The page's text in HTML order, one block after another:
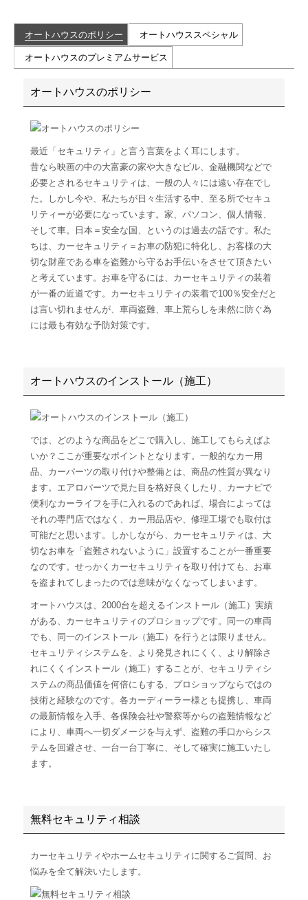
オートハウスのポリシー オートハウススペシャル
オートハウスのプレミアムサービス
オートハウスのポリシー
最近「セキュリティ」と言う言葉をよく耳にします。
昔なら映画の中の大富豪の家や大きなビル、金融機関などで
必要とされるセキュリティは、一般の人々には遠い存在でし
た。しかし今や、私たちが日々生活する中、至る所でセキュ
リティーが必要になっています。家、パソコン、個人情報、
そして車。日本＝安全な国、というのは過去の話です。私た
ちは、カーセキュリティ＝お車の防犯に特化し、お客様の大
切な財産である車を盗難から守るお手伝いをさせて頂きたい
と考えています。お車を守るには、カーセキュリティの装着
が一番の近道です。カーセキュリティの装着で100％安全だと
は言い切れませんが、車両盗難、車上荒らしを未然に防ぐ為
には最も有効な予防対策です。
オートハウスのインストール（施工）
では、どのような商品をどこで購入し、施工してもらえばよ
いか？ここが重要なポイントとなります。一般的なカー用
品、カーパーツの取り付けや整備とは、商品の性質が異なり
ます。エアロパーツで見た目を格好良くしたり、カーナビで
便利なカーライフを手に入れるのであれば、場合によっては
それの専門店ではなく、カー用品店や、修理工場でも取付は
可能だと思います。しかしながら、カーセキュリティは、大
切なお車を「盗難されないように」設置することが一番重要
なのです。せっかくカーセキュリティを取り付けても、お車
を盗まれてしまったのでは意味がなくなってしまいます。
オートハウスは、2000台を超えるインストール（施工）実績
がある、カーセキュリティのプロショップです。同一の車両
でも、同一のインストール（施工）を行うとは限りません。
セキュリティシステムを、より発見されにくく、より解除さ
れにくくインストール（施工）することが、セキュリティシ
ステムの商品価値を何倍にもする、プロショップならではの
技術と経験なのです。各カーディーラー様とも提携し、車両
の最新情報を入手、各保険会社や警察等からの盗難情報など
により、車両へ一切ダメージを与えず、盗難の手口からシス
テムを回避させ、一台一台丁寧に、そして確実に施工いたし
ます。
無料セキュリティ相談
カーセキュリティやホームセキュリティに関するご質問、お
悩みを全て解決いたします。